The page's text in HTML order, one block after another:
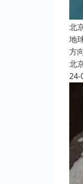
北
地
方
北
24-